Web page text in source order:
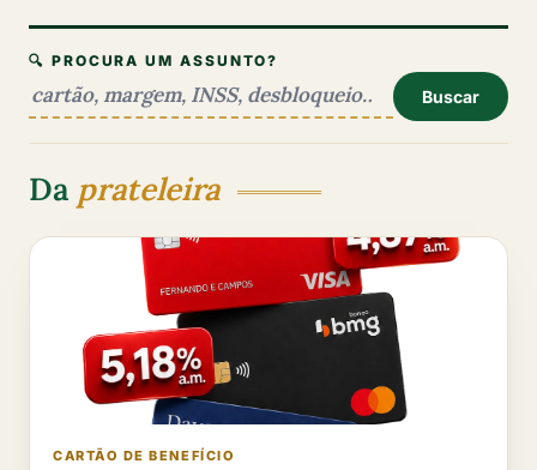
🔍 PROCURA UM ASSUNTO?
Buscar
Da prateleira
CARTÃO DE BENEFÍCIO